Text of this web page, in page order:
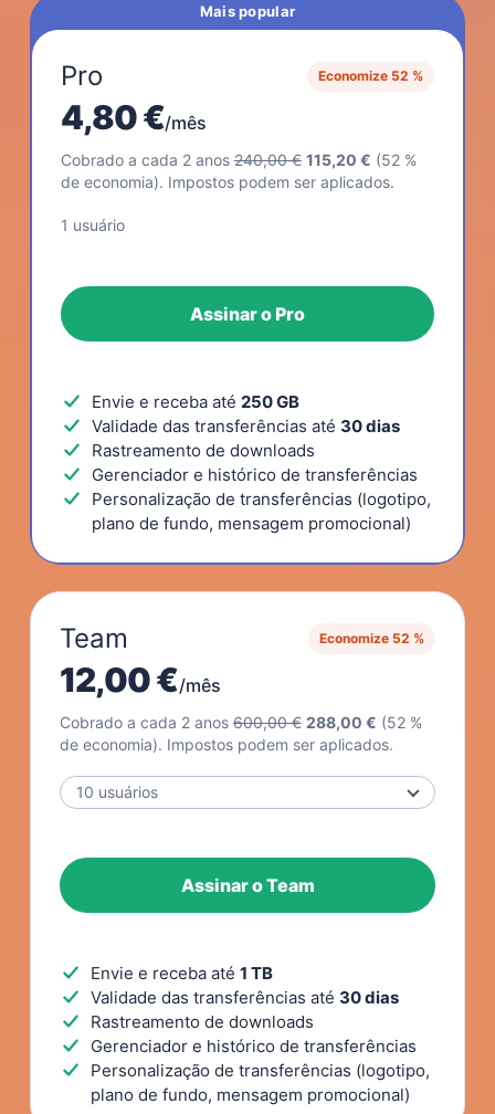
Mais popular
Pro Economize 52 %
4,80 €/mês
Cobrado a cada 2 anos 240,00 € 115,20 € (52 %
de economia). Impostos podem ser aplicados.
1 usuário
Assinar o Pro
Envie e receba até 250 GB
Validade das transferências até 30 dias
Rastreamento de downloads
Gerenciador e histórico de transferências
Personalização de transferências (logotipo,
plano de fundo, mensagem promocional)
Team Economize 52 %
12,00 €/mês
Cobrado a cada 2 anos 600,00 € 288,00 € (52 %
de economia). Impostos podem ser aplicados.
Assinar o Team
Envie e receba até 1 TB
Validade das transferências até 30 dias
Rastreamento de downloads
Gerenciador e histórico de transferências
Personalização de transferências (logotipo,
plano de fundo, mensagem promocional)